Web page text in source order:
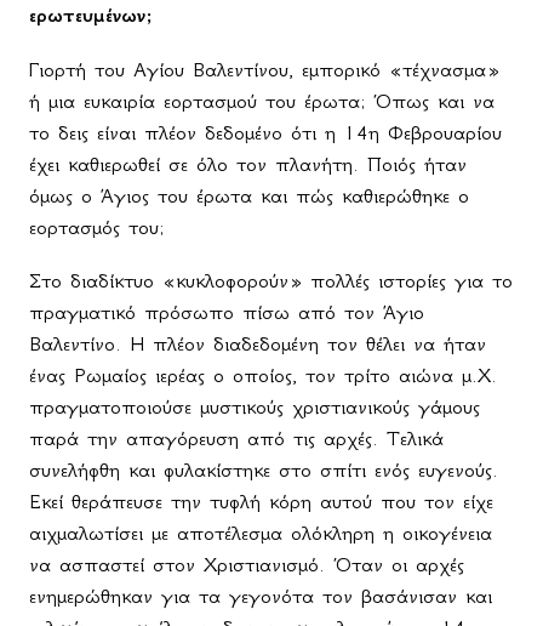
ερωτευμένων;
Γιορτή του Αγίου Βαλεντίνου, εμπορικό «τέχνασμα»
ή μια ευκαιρία εορτασμού του έρωτα; Όπως και να
το δεις είναι πλέον δεδομένο ότι η 14η Φεβρουαρίου
έχει καθιερωθεί σε όλο τον πλανήτη. Ποιός ήταν
όμως ο Άγιος του έρωτα και πώς καθιερώθηκε ο
εορτασμός του;
Στο διαδίκτυο «κυκλοφορούν» πολλές ιστορίες για το
πραγματικό πρόσωπο πίσω από τον Άγιο
Βαλεντίνο. Η πλέον διαδεδομένη τον θέλει να ήταν
ένας Ρωμαίος ιερέας o οποίος, τον τρίτο αιώνα μ.Χ.
πραγματοποιούσε μυστικούς χριστιανικούς γάμους
παρά την απαγόρευση από τις αρχές. Τελικά
συνελήφθη και φυλακίστηκε στο σπίτι ενός ευγενούς.
Εκεί θεράπευσε την τυφλή κόρη αυτού που τον είχε
αιχμαλωτίσει με αποτέλεσμα ολόκληρη η οικογένεια
να ασπαστεί στον Χριστιανισμό. Όταν οι αρχές
ενημερώθηκαν για τα γεγονότα τον βασάνισαν και